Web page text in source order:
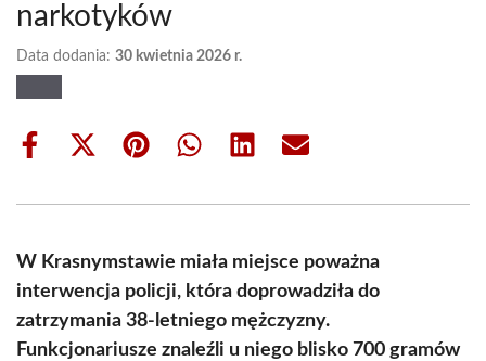
narkotyków
Data dodania: 30 kwietnia 2026 r.
Share
Share
(Twitter)
Share Share Share Share
W Krasnymstawie miała miejsce poważna
interwencja policji, która doprowadziła do
zatrzymania 38-letniego mężczyzny.
Funkcjonariusze znaleźli u niego blisko 700 gramów